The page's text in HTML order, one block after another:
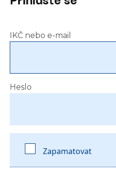
IKČ nebo e-mail
Heslo
Zapamatovat